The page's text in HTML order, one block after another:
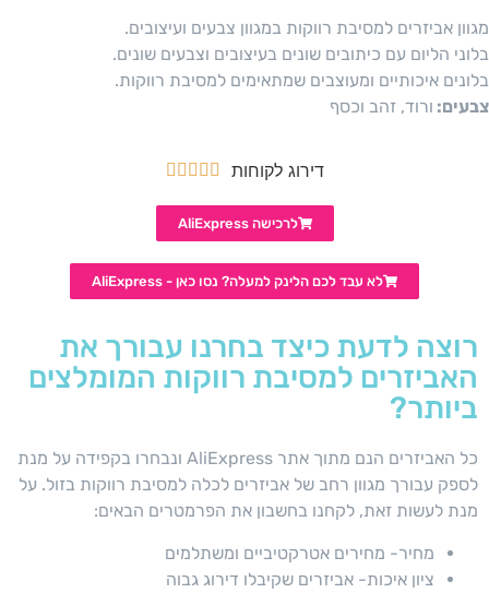
מגוון אביזרים למסיבת רווקות במגוון צבעים ועיצובים.
בלוני הליום עם כיתובים שונים בעיצובים וצבעים שונים.
בלונים איכותיים ומעוצבים שמתאימים למסיבת רווקות.
צבעים: ורוד, זהב וכסף
דירוג לקוחות 




לרכישה AliExpress
לא עבד לכם הלינק למעלה? נסו כאן - AliExpress
רוצה לדעת כיצד בחרנו עבורך את
האביזרים למסיבת רווקות המומלצים
ביותר?
כל האביזרים הנם מתוך אתר AliExpress ונבחרו בקפידה על מנת
לספק עבורך מגוון רחב של אביזרים לכלה למסיבת רווקות בזול. על
מנת לעשות זאת, לקחנו בחשבון את הפרמטרים הבאים:
מחיר- מחירים אטרקטיביים ומשתלמים
ציון איכות- אביזרים שקיבלו דירוג גבוה